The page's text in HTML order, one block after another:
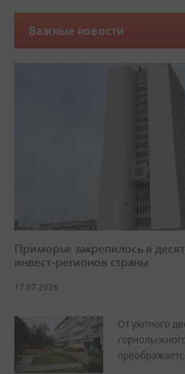
Важные новости
Приморье закрепилось в
инвест-регионов страны
17.07.2026
От уютного